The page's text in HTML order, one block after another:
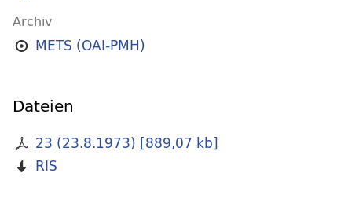
Archiv
METS (OAI-PMH)
Dateien
23 (23.8.1973) [889,07 kb]
RIS